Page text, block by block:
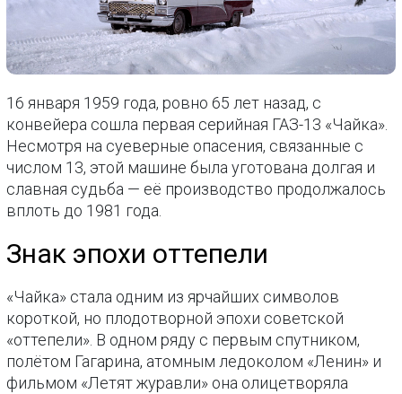
16 января 1959 года, ровно 65 лет назад, с
конвейера сошла первая серийная ГАЗ-13 «Чайка».
Несмотря на суеверные опасения, связанные с
числом 13, этой машине была уготована долгая и
славная судьба — её производство продолжалось
вплоть до 1981 года.
Знак эпохи оттепели
«Чайка» стала одним из ярчайших символов
короткой, но плодотворной эпохи советской
«оттепели». В одном ряду с первым спутником,
полётом Гагарина, атомным ледоколом «Ленин» и
фильмом «Летят журавли» она олицетворяла